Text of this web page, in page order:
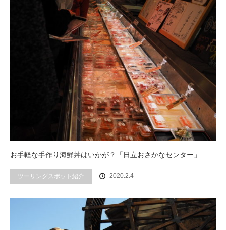
お手軽な手作り海鮮丼はいかが？「日立おさかなセンター」
ツーリングスポット紹介 2020.2.4